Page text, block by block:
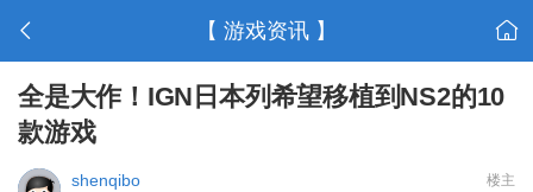
【 游戏资讯 】
全是大作！IGN日本列希望移植到NS2的10
款游戏
楼主
shenqibo